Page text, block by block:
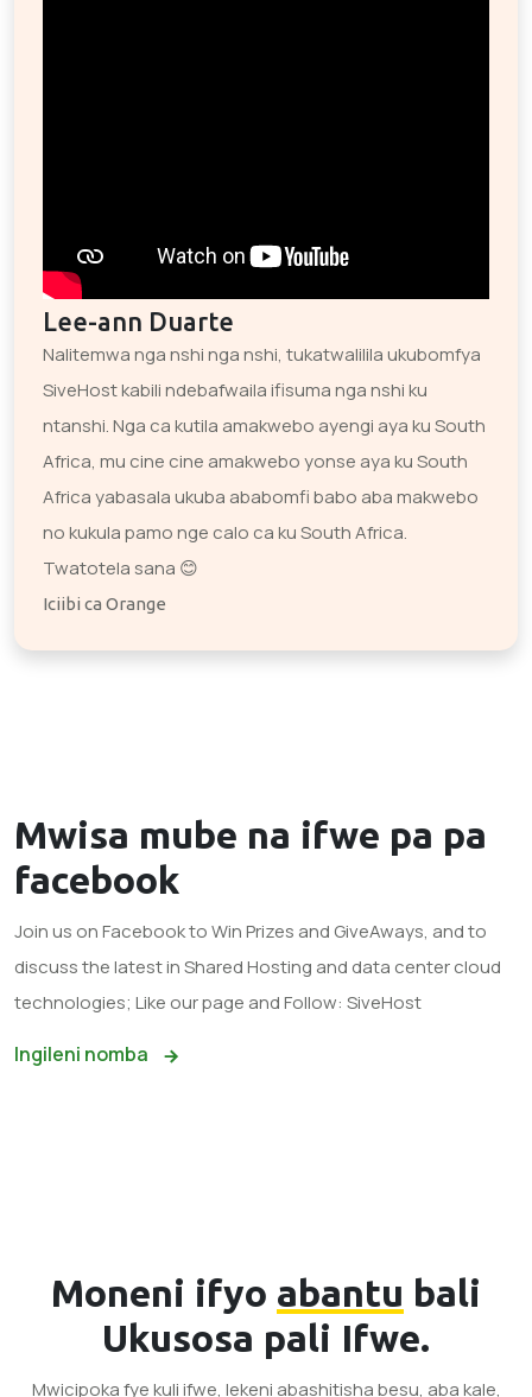
Lee-ann Duarte
Nalitemwa nga nshi nga nshi, tukatwalilila ukubomfya
SiveHost kabili ndebafwaila ifisuma nga nshi ku
ntanshi. Nga ca kutila amakwebo ayengi aya ku South
Africa, mu cine cine amakwebo yonse aya ku South
Africa yabasala ukuba ababomfi babo aba makwebo
no kukula pamo nge calo ca ku South Africa.
Twatotela sana 😊
Iciibi ca Orange
Mwisa mube na ifwe pa pa
facebook
Join us on Facebook to Win Prizes and GiveAways, and to
discuss the latest in Shared Hosting and data center cloud
technologies; Like our page and Follow: SiveHost
Ingileni nomba
Moneni ifyo abantu bali
Ukusosa pali Ifwe.
Mwicipoka fye kuli ifwe, lekeni abashitisha besu, aba kale,